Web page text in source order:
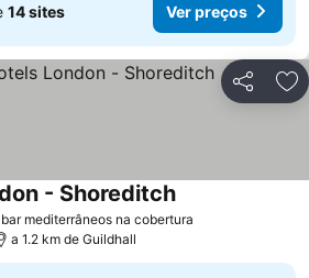
14 sites Ver preços
Partilhar
mediterrâneos na cobertura
- ShoreditchVer preços
a 1.2 km de Guildhall